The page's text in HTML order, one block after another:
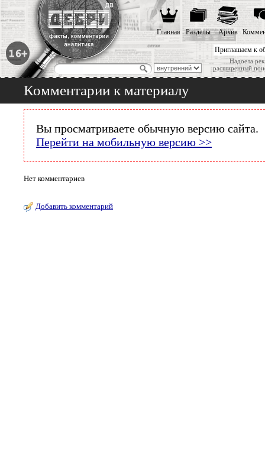
Приглашаем к
Надоела
расширенный
Главная Разделы Архив
Комментарии к материалу
Вы просматриваете обычную версию сайта.
Перейти на мобильную версию >>
Нет комментариев
Добавить комментарий